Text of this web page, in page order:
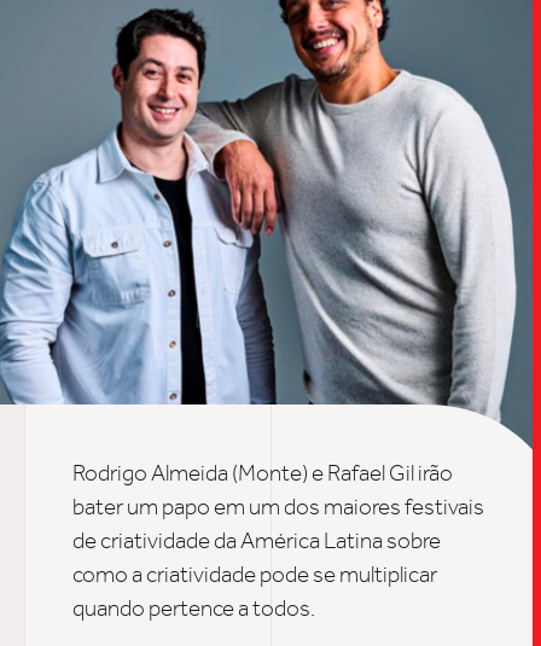
Rodrigo Almeida (Monte) e Rafael Gil irão
bater um papo em um dos maiores festivais
de criatividade da América Latina sobre
como a criatividade pode se multiplicar
quando pertence a todos.